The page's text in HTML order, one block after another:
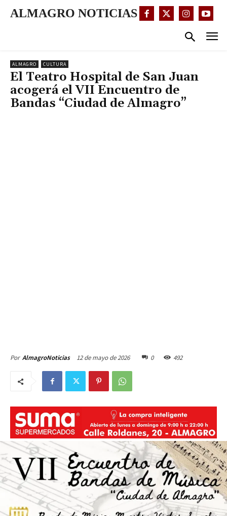
ALMAGRO NOTICIAS
ALMAGRO CULTURA
El Teatro Hospital de San Juan
acogerá el VII Encuentro de
Bandas “Ciudad de Almagro”
Por AlmagroNoticias 12 de mayo de 2026 0 492